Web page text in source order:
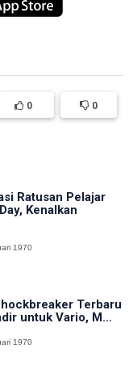
0 0
Ratusan Pelajar
Kenalkan
1970
Terbaru
untuk Vario, M...
1970